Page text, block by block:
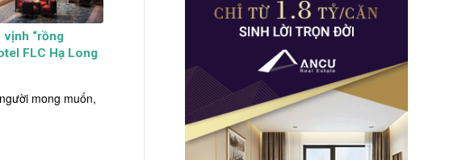
vịnh “rồng
FLC Hạ Long
mong muốn,